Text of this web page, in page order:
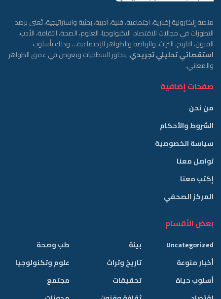
منصة إلكترونية إخبارية، اجتماعية، فنية، أدبية، بحثية واستراتيجية، تُعنى برصد
التطورات في مجالات الاقتصاد، التكنولوجيا، العلوم، الصحة، الثقافة، الأدب،
الفنون، التاريخ، التراث، والرياضة والظواهر الإجتماعية… وذلك بأسلوب
استقصائي تحليلي تجريدي، يتجاوز السطحيات ويغوص في عمق الظواهر
والمعاني.
صفحات إضافية
من نحن
الشروط والأحكام
سياسة الخصوصية
تواصل معنا
إكتب معنا
المركز الصحفي
بعض الأقسام
Uncategorized
أخبار منوعة
أسلوب حياة
بيئة
تاريخ وتراث
تحقيقات
طب وصحة
علوم وتكنولوجيا
مجتمع